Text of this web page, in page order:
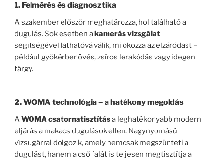
1. Felmérés és diagnosztika
A szakember először meghatározza, hol található a
dugulás. Sok esetben akamerás vizsgálat
segítségével láthatóvá válik, mi okozza az elzáródást –
például gyökérbenövés, zsíros lerakódás vagy idegen
tárgy.
2. WOMA technológia – a hatékony megoldás
A WOMA csatornatisztítása leghatékonyabb modern
eljárás a makacs dugulások ellen. Nagynyomású
vízsugárral dolgozik, amely nemcsak megszünteti a
dugulást, hanem a cső falát is teljesen megtisztítja a